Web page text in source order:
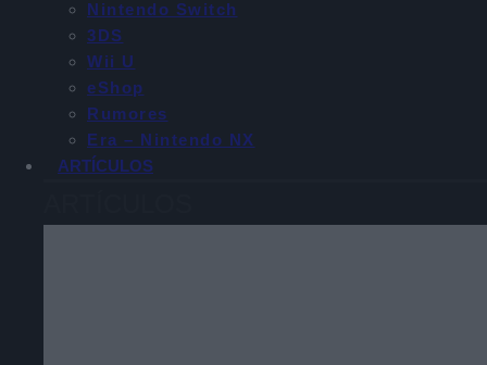
Nintendo Switch
3DS
Wii U
eShop
Rumores
Era – Nintendo NX
ARTÍCULOS